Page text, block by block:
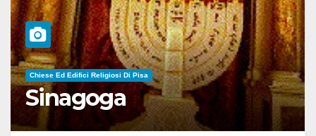
Chiese Ed Edifici Religiosi Di Pisa
Sinagoga